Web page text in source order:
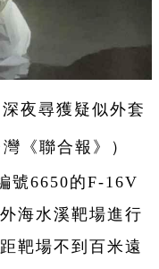
夜尋獲疑似外套
《聯合報》）
號6650的F-16V
海水溪靶場進行
靶場不到百米遠